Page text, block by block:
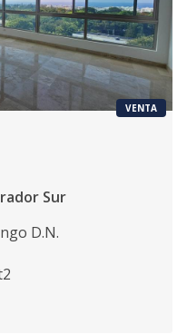
VENTA
Sur
D.N.